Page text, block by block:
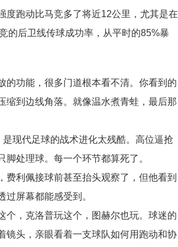
度跑动比马竞多了将近12公里，尤其是在
的后卫线传球成功率，从平时的85%暴
的功能，很多门道根本看不清。你看到的
缩到边线角落。就像温水煮青蛙，最后那
现代足球的战术进化太残酷。高位逼抢
处理球。每一个环节都算死了。
利佩接球前甚至抬头观察了，但他看到
屏幕都能感受到。
个，克洛普玩这个，图赫尔也玩。球迷的
镜头，亲眼看着一支球队如何用跑动和协